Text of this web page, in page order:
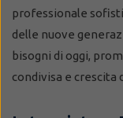
professionale
delle nuove
bisogni di oggi,
condivisa e crescita